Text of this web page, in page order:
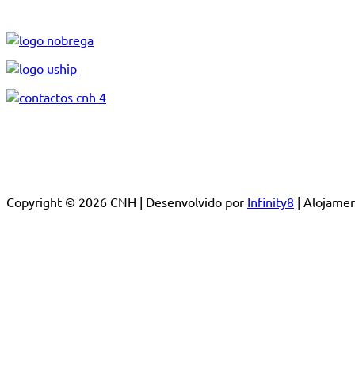
Copyright © 2026 CNH | Desenvolvido por Infinity8 |